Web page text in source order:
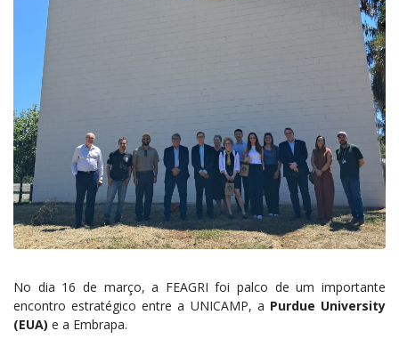
No dia 16 de março, a FEAGRI foi palco de um importante
encontro estratégico entre a UNICAMP, a Purdue University
(EUA) e a Embrapa.